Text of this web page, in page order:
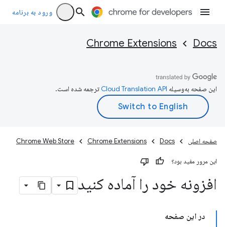
ورود به برنامه
Docs
Chrome Extensions
این صفحه به‌وسیله ترجمه شده است.
صفحه اصلی Docs
Chrome Extensions
Chrome Web Store
این مرور مفید بود؟
افزونه خود را آماده کنید
در این صفحه